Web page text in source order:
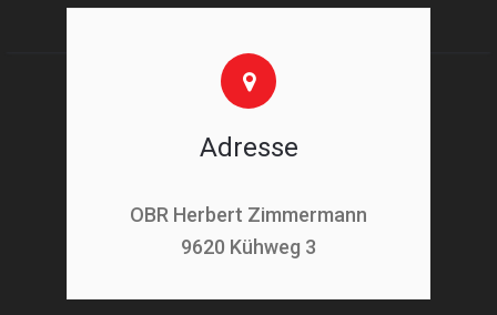
Adresse
OBR Herbert Zimmermann
9620 Kühweg 3